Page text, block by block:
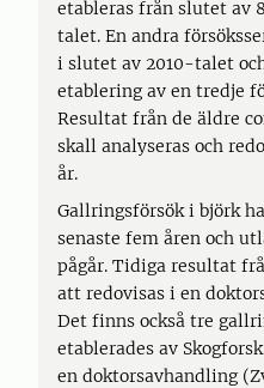
etableras från slutet
talet. En andra
i slutet av 2010-talet
etablering av en tredje
Resultat från de äldre
skall analyseras och
år.
Gallringsförsök i björk
senaste fem åren och
pågår. Tidiga resultat
att redovisas i en
Det finns också tre
etablerades av
en doktorsavhandling